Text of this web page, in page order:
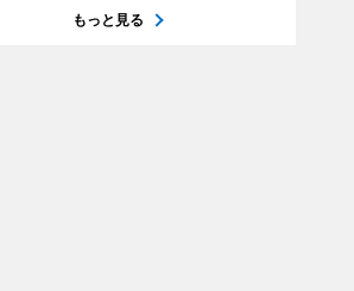
もっと見る